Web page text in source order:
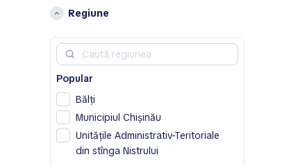
Acura
Aston Martin
Avatr
BAIC
Bentley
Bestune
Regiune
Popular
Bălţi
Municipiul Chișinău
Unitățile Administrativ-Teritoriale
din stînga Nistrului